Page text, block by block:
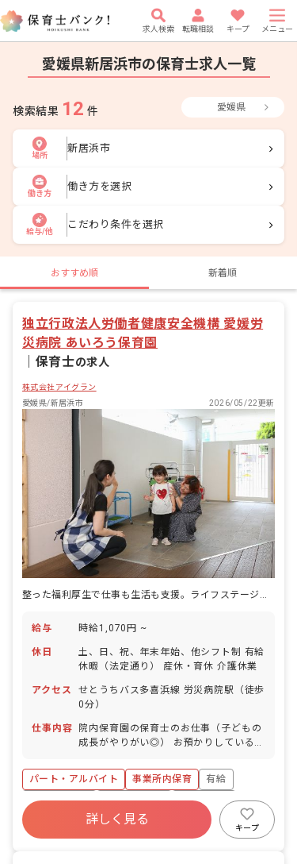
求人検索 転職相談 キープ メニュー
愛媛県新居浜市の保育士求人一覧
検索結果 12 件 愛媛県
場所
新居浜市
働き方
働き方を選択
給与/他
こだわり条件を選択
おすすめ順 新着順
独立行政法人労働者健康安全機構 愛媛労
災病院 あいろう保育園
保育士の求人
株式会社アイグラン
愛媛県/新居浜市
2026/05/22更新
整った福利厚生で仕事も生活も支援。ライフステージに寄り添う保育の道
給与 時給1,070円 ~
休日
土、日、祝、年末年始、他シフト制 有給
休暇（法定通り） 産休・育休 介護休業
アクセス
せとうちバス多喜浜線 労災病院駅（徒歩
0分）
仕事内容
院内保育園の保育士のお仕事（子どもの
成長がやりがい◎） お預かりしている子
食事・睡眠・排泄・清潔・衣類の着脱等
・集団生活を通じた社会性の装着 ・行事
の計画・実行、お知らせの作成
パート・アルバイト 事業所内保育
有給
福利厚生充実
産休育休制度
未経験歓迎
WEB面接OK
詳しく見る
キープ